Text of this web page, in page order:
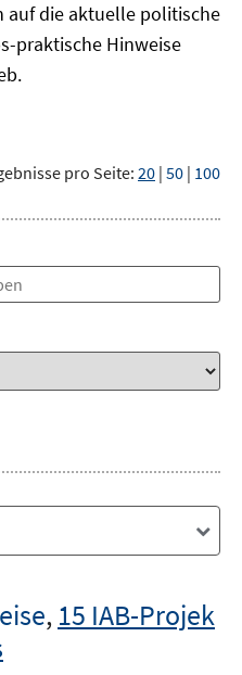
auf die aktuelle politische
praktische Hinweise
pro Seite:20 | 50 | 100
, 15 IAB-Projek